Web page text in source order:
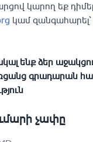
կարող եք դիմել
կամ զանգահարել՝
ենք ձեր
գրադարան
չափը